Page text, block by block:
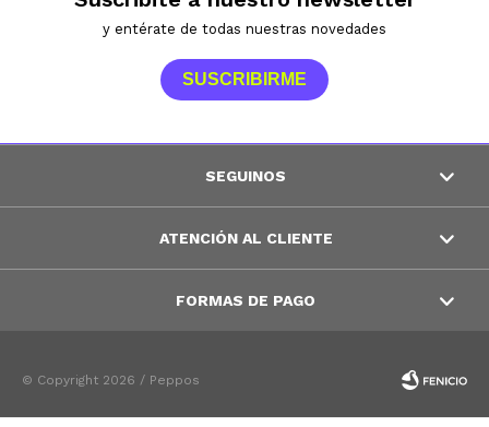
y entérate de todas nuestras novedades
SUSCRIBIRME
SEGUINOS
ATENCIÓN AL CLIENTE
FORMAS DE PAGO
© Copyright 2026 / Peppos